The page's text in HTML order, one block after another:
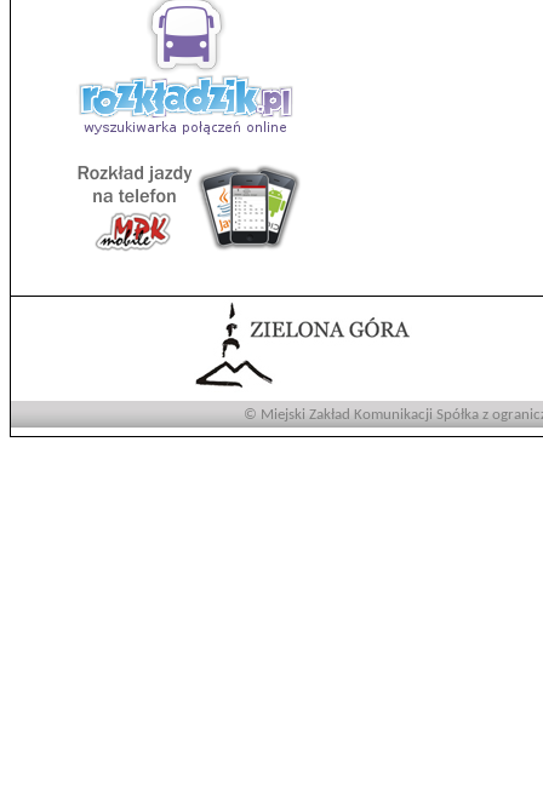
© Miejski Zakład Komunikacji Spółka z